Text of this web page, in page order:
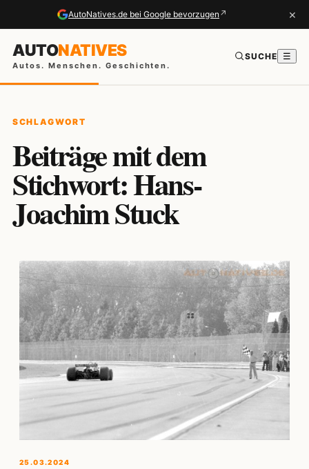
AutoNatives.de bei Google bevorzugen ↗ ×
AUTONATIVES
Autos. Menschen. Geschichten.
SUCHE ☰
SCHLAGWORT
Beiträge mit dem
Stichwort: Hans-
Joachim Stuck
25.03.2024